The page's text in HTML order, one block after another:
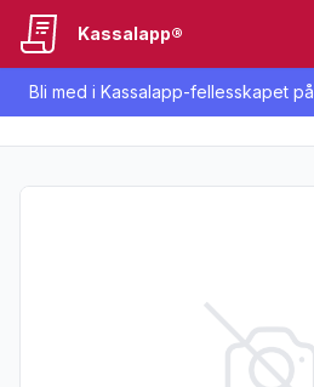
Bli med i Kassalapp-fellesskapet på
Kassalapp®